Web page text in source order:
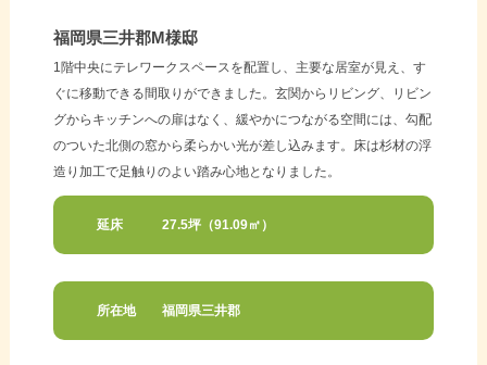
福岡県三井郡M様邸
1階中央にテレワークスペースを配置し、主要な居室が見え、す
ぐに移動できる間取りができました。玄関からリビング、リビン
グからキッチンへの扉はなく、緩やかにつながる空間には、勾配
のついた北側の窓から柔らかい光が差し込みます。床は杉材の浮
造り加工で足触りのよい踏み心地となりました。
延床 27.5坪（91.09㎡）
所在地 福岡県三井郡